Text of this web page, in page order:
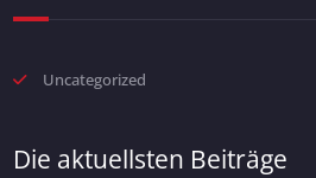
Uncategorized
Die aktuellsten Beiträge